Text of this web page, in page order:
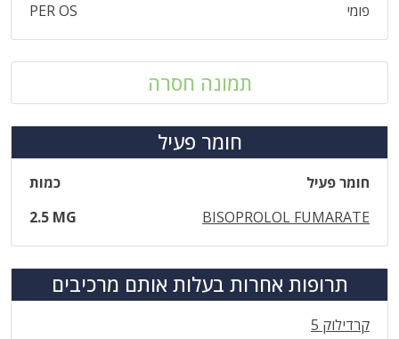
פומי
PER OS
תמונה חסרה
חומר פעיל
חומר פעיל
כמות
BISOPROLOL FUMARATE
2.5 MG
תרופות אחרות בעלות אותם מרכיבים
קרדילוק 5